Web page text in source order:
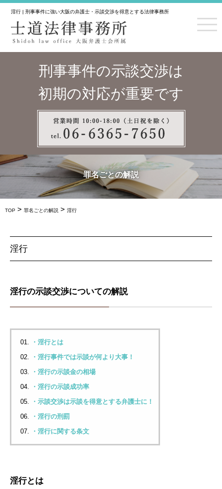
淫行 | 刑事事件に強い大阪の弁護士・示談交渉を得意とする法律事務所
刑事事件の示談交渉は
初期の対応が重要です
罪名ごとの解説
TOP > 罪名ごとの解説 > 淫行
淫行
淫行の示談交渉についての解説
・淫行とは
・淫行事件では示談が何より大事！
・淫行の示談金の相場
・淫行の示談成功率
・示談交渉は示談を得意とする弁護士に！
・淫行の刑罰
・淫行に関する条文
淫行とは